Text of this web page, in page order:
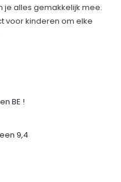
je alles gemakkelijk mee.
voor kinderen om elke
BE !
9,4